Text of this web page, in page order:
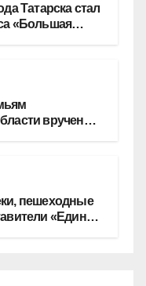
Татарска стал
«Большая
вручены
пешеходные
«Единой